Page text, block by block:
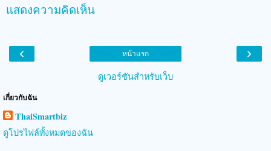
แสดงความคิดเห็น
‹ ›
หน้าแรก
ดูเวอร์ชันสำหรับเว็บ
เกี่ยวกับฉัน
ThaiSmartbiz
ดูโปรไฟล์ทั้งหมดของฉัน